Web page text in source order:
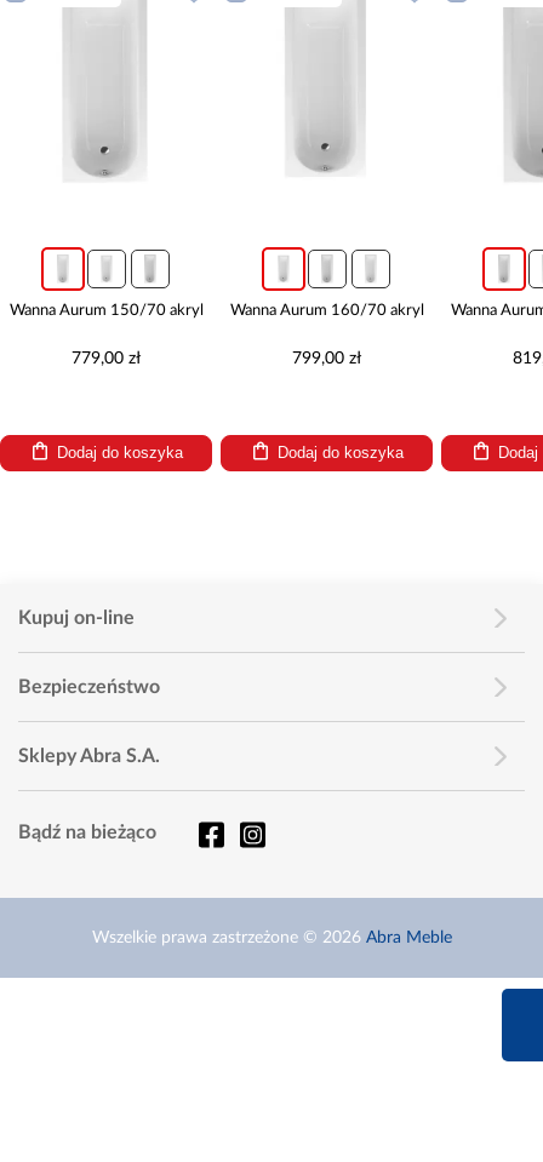
Wanna Aurum 150/70 akryl
779,00 zł
Dodaj do koszyka
Wanna Aurum 160/70 akryl
799,00 zł
Dodaj do koszyka
Wanna
Kupuj on-line
Bezpieczeństwo
Sklepy Abra S.A.
Bądź na bieżąco
Wszelkie prawa zastrzeżone © 2026 Abra Meble